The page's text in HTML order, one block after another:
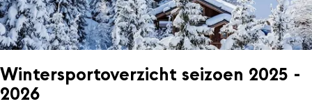
Wintersportoverzicht seizoen 2025 -
2026